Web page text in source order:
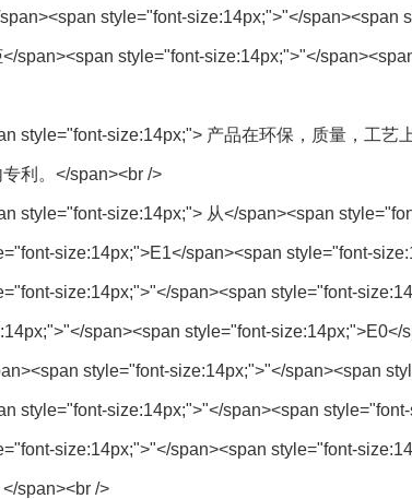
style="font-size:14px;">"</span><span
span><span style="font-size:14px;">"</
style="font-size:14px;"> 产品在环保，质量，工艺
专利。</span><br />
style="font-size:14px;"> 从</span><span
size:14px;">E1</span><span style="font-
size:14px;">"</span><span style="font-
span><span style="font-size:14px;">E0</
style="font-size:14px;">"</span><span
style="font-size:14px;">"</span><span
size:14px;">"</span><span style="font-
span><br />